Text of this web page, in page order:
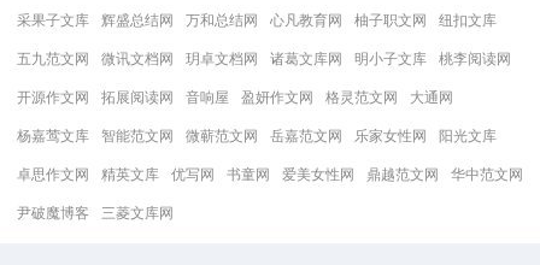
采果子文库 辉盛总结网 万和总结网 心凡教育网 柚子职文网 纽扣文库
五九范文网 微讯文档网 玥卓文档网 诸葛文库网 明小子文库 桃李阅读网
开源作文网 拓展阅读网 音响屋 盈妍作文网 格灵范文网 大通网
杨嘉莺文库 智能范文网 微蕲范文网 岳嘉范文网 乐家女性网 阳光文库
卓思作文网 精英文库 优写网 书童网 爱美女性网 鼎越范文网 华中范文网
尹破魔博客 三菱文库网